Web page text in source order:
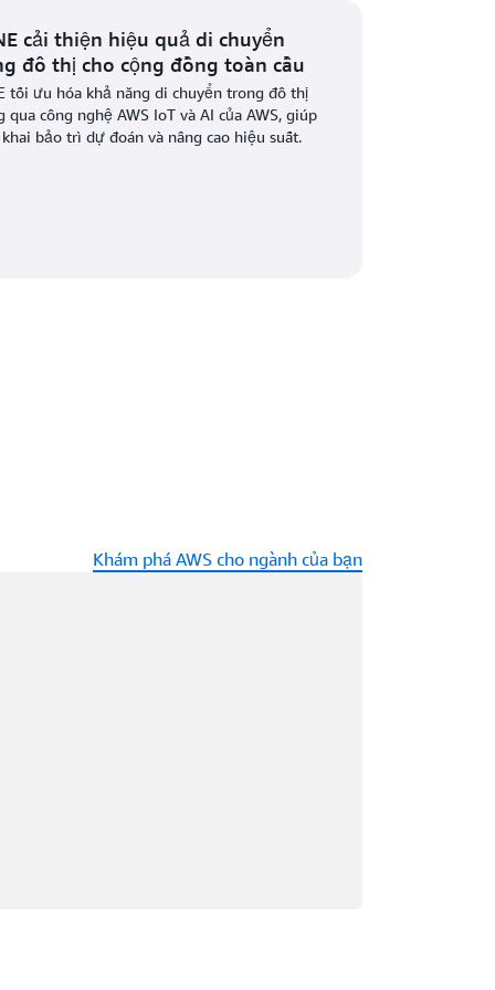
cải thiện hiệu quả di chuyển
đô thị cho cộng đồng toàn cầu
tối ưu hóa khả năng di chuyển trong đô thị
qua công nghệ AWS IoT và AI của AWS, giúp
bảo trì dự đoán và nâng cao hiệu suất.
Khám phá AWS cho ngành của bạn